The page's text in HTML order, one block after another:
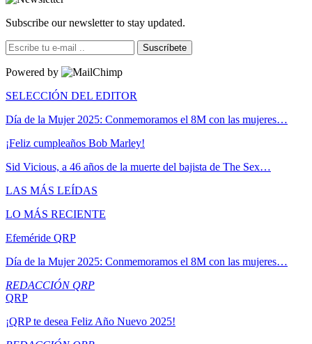
Subscribe our newsletter to stay updated.
Suscríbete
Powered by
SELECCIÓN DEL EDITOR
Día de la Mujer 2025: Conmemoramos el 8M con las mujeres…
¡Feliz cumpleaños Bob Marley!
Sid Vicious, a 46 años de la muerte del bajista de The Sex…
LAS MÁS LEÍDAS
LO MÁS RECIENTE
Efeméride QRP
Día de la Mujer 2025: Conmemoramos el 8M con las mujeres…
REDACCIÓN QRP
QRP
¡QRP te desea Feliz Año Nuevo 2025!